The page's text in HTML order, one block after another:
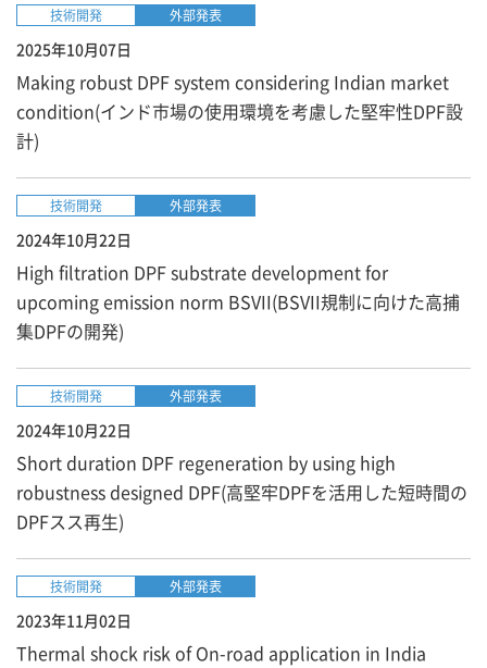
技術開発 外部発表
2025年10月07日
Making robust DPF system considering Indian market
condition(インド市場の使用環境を考慮した堅牢性DPF設
計)
技術開発 外部発表
2024年10月22日
High filtration DPF substrate development for
upcoming emission norm BSVII(BSVII規制に向けた高捕
集DPFの開発)
技術開発 外部発表
2024年10月22日
Short duration DPF regeneration by using high
robustness designed DPF(高堅牢DPFを活用した短時間の
DPFスス再生)
技術開発 外部発表
2023年11月02日
Thermal shock risk of On-road application in India